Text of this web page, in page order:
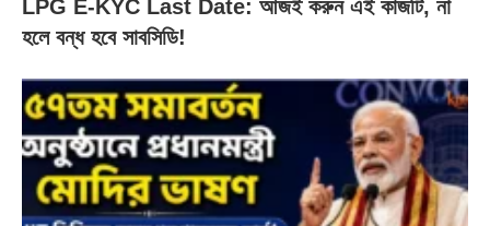
LPG E-KYC Last Date: আজই করুন এই কাজটি, না
হলে বন্ধ হবে সাবসিডি!